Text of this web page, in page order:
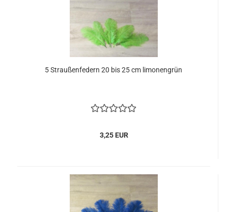
5 Straußenfedern 20 bis 25 cm limonengrün
3,25 EUR